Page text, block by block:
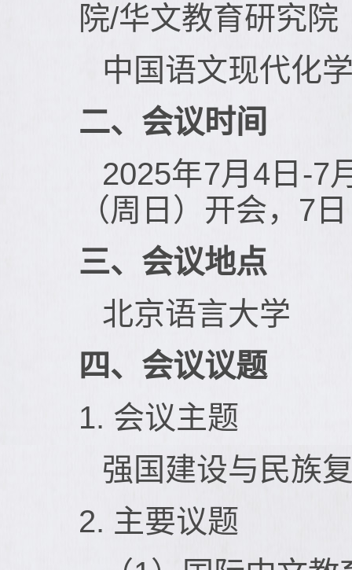
院/华文教育研究院
中国语文现代化
二、会议时间
2025年7月4日-7
（周日）开会，7
三、会议地点
北京语言大学
四、会议议题
1. 会议主题
强国建设与民族
2. 主要议题